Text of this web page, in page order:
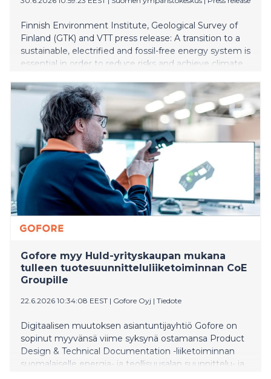
Finnish Environment Institute, Geological Survey of
Finland (GTK) and VTT press release: A transition to a
sustainable, electrified and fossil-free energy system is
essential in order to reduce risks and achieve climate
weakens energy security and limits opportunities for
economic growth. Although the use of imported fossil
fuels has already been successfully reduced, further
action is still needed to advance a sustainable energy
transition.
Gofore myy Huld-yrityskaupan mukana
tulleen tuotesuunnitteluliiketoiminnan CoE
Groupille
22.6.2026 10:34:08 EEST | Gofore Oyj | Tiedote
Digitaalisen muutoksen asiantuntijayhtiö Gofore on
sopinut myyvänsä viime syksynä ostamansa Product
Design & Technical Documentation -liiketoiminnan
suomalaiselle energia- ja teollisuusalan suunnittelu- ja